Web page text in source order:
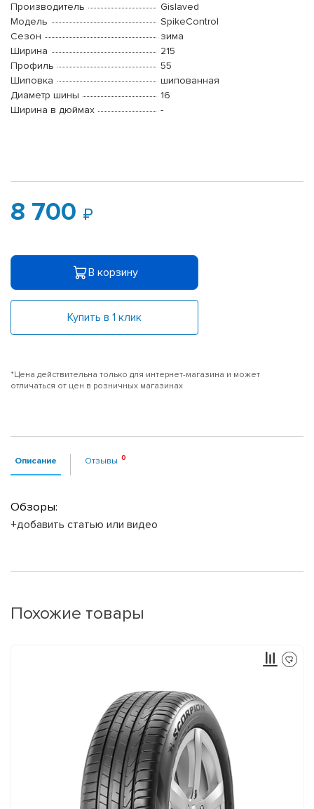
Производитель
Gislaved
Модель
SpikeControl
Сезон
зима
Ширина
215
Профиль
55
Шиповка
шипованная
Диаметр шины
16
Ширина в дюймах
-
8 700
В корзину
Купить в 1 клик
*Цена действительна только для интернет-магазина и может
отличаться от цен в розничных магазинах
Описание Отзывы
Обзоры:
+добавить статью или видео
Похожие товары